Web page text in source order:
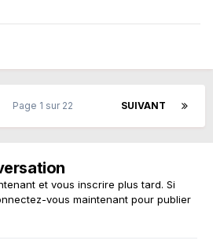
SUIVANT
Page 1 sur 22
et vous inscrire plus tard. Si
vous maintenant pour publier